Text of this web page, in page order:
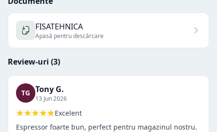
FISATEHNICA
Apasă pentru descărcare
Review-uri (3)
TG Tony G.
13 Jun 2026
Excelent
Espressor foarte bun, perfect pentru magazinul nostru.